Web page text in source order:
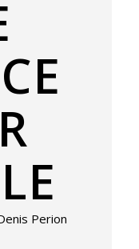
Perion